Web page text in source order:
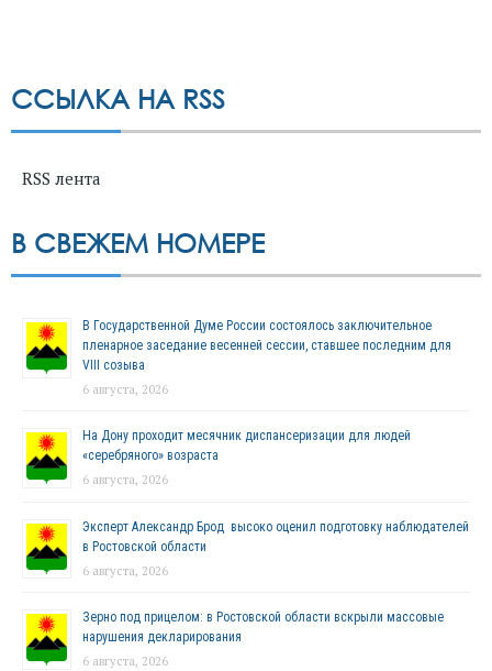
ССЫЛКА НА RSS
RSS лента
В СВЕЖЕМ НОМЕРЕ
В Государственной Думе России состоялось заключительное
пленарное заседание весенней сессии, ставшее последним для
VIII созыва
6 августа, 2026
На Дону проходит месячник диспансеризации для людей
«серебряного» возраста
6 августа, 2026
Эксперт Александр Брод высоко оценил подготовку наблюдателей
в Ростовской области
6 августа, 2026
Зерно под прицелом: в Ростовской области вскрыли массовые
нарушения декларирования
6 августа, 2026